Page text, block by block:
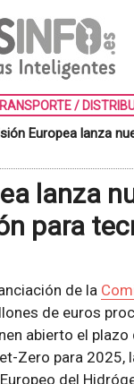
/
Europea lanza
lanza
para
de la
de euros
abierto el
Zero para 2025,
del